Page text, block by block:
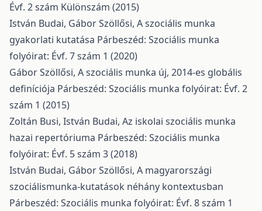
Évf. 2 szám Különszám (2015)
István Budai, Gábor Szöllősi, A szociális munka
gyakorlati kutatása Párbeszéd: Szociális munka
folyóirat: Évf. 7 szám 1 (2020)
Gábor Szöllősi, A szociális munka új, 2014-es globális
definíciója Párbeszéd: Szociális munka folyóirat: Évf. 2
szám 1 (2015)
Zoltán Busi, István Budai, Az iskolai szociális munka
hazai repertóriuma Párbeszéd: Szociális munka
folyóirat: Évf. 5 szám 3 (2018)
István Budai, Gábor Szöllősi, A magyarországi
szociálismunka-kutatások néhány kontextusban
Párbeszéd: Szociális munka folyóirat: Évf. 8 szám 1